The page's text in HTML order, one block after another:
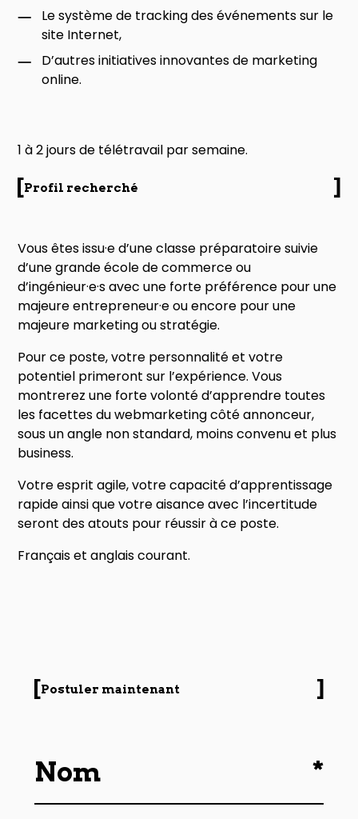
Le système de tracking des événements sur le
site Internet,
D’autres initiatives innovantes de marketing
online.
1 à 2 jours de télétravail par semaine.
Profil recherché
Vous êtes issu·e d’une classe préparatoire suivie
d’une grande école de commerce ou
d’ingénieur·e·s avec une forte préférence pour une
majeure entrepreneur·e ou encore pour une
majeure marketing ou stratégie.
Pour ce poste, votre personnalité et votre
potentiel primeront sur l’expérience. Vous
montrerez une forte volonté d’apprendre toutes
les facettes du webmarketing côté annonceur,
sous un angle non standard, moins convenu et plus
business.
Votre esprit agile, votre capacité d’apprentissage
rapide ainsi que votre aisance avec l’incertitude
seront des atouts pour réussir à ce poste.
Français et anglais courant.
Postuler maintenant
Nom *